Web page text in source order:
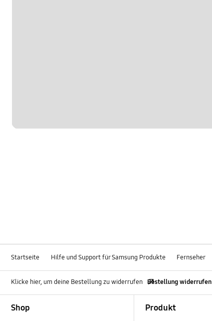
Startseite Hilfe und Support für Samsung Produkte Fernseher
Klicke hier, um deine Bestellung zu widerrufen Bestellung widerrufen
Shop Produkt